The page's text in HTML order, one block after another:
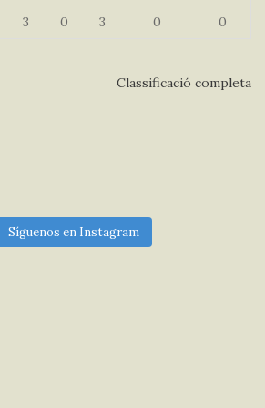
3 0 3 0 0
Classificació completa
Síguenos en Instagram